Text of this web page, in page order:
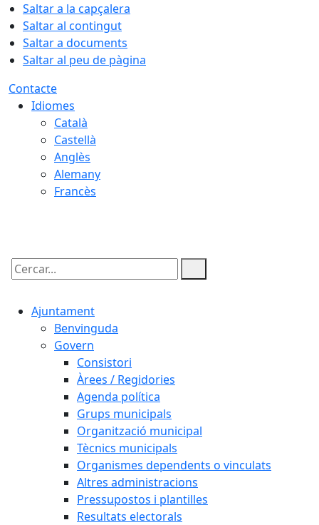
Saltar a la capçalera
Saltar al contingut
Saltar a documents
Saltar al peu de pàgina
Contacte
Idiomes
Català
Castellà
Anglès
Alemany
Francès
Cercar:
Ajuntament
Benvinguda
Govern
Consistori
Àrees / Regidories
Agenda política
Grups municipals
Organització municipal
Tècnics municipals
Organismes dependents o vinculats
Altres administracions
Pressupostos i plantilles
Resultats electorals